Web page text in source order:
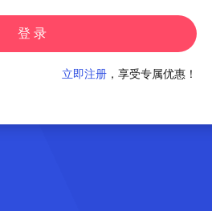
立即注册 ，享受专属优惠！